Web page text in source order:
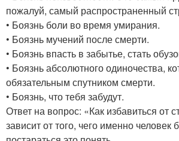
пожалуй, самый распространенный
• Боязнь боли во время умирания.
• Боязнь мучений после смерти.
• Боязнь впасть в забытье, стать
• Боязнь абсолютного одиночества,
обязательным спутником смерти.
• Боязнь, что тебя забудут.
Ответ на вопрос: «Как избавиться от
зависит от того, чего именно человек